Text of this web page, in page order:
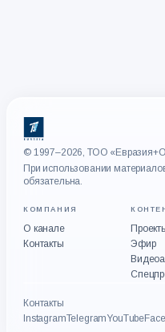
© 1997–2026, ТОО
При использовании
обязательна.
КОМПАНИЯ
О канале
Контакты
Эфир
Контакты
InstagramTelegramYouTube